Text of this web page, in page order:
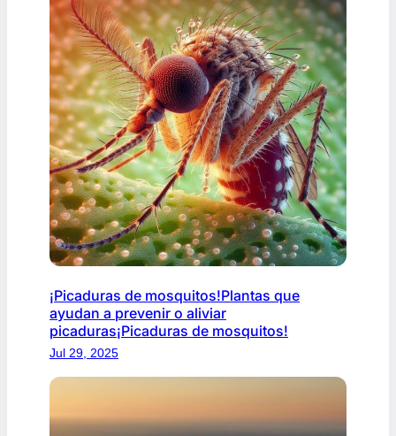
¡Picaduras de mosquitos!Plantas que
ayudan a prevenir o aliviar
picaduras¡Picaduras de mosquitos!
Jul 29, 2025